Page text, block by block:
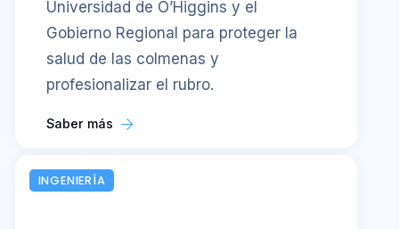
Universidad de O’Higgins y el
Gobierno Regional para proteger la
salud de las colmenas y
profesionalizar el rubro.
Saber más
INGENIERÍA